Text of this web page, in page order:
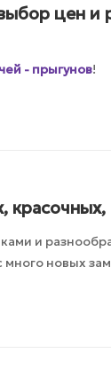
цен и
- прыгунов!
и
новых